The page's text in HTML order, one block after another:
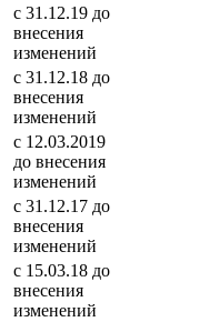
c 31.12.19 до
внесения
изменений
c 31.12.18 до
внесения
изменений
c 12.03.2019
до внесения
изменений
c 31.12.17 до
внесения
изменений
c 15.03.18 до
внесения
изменений